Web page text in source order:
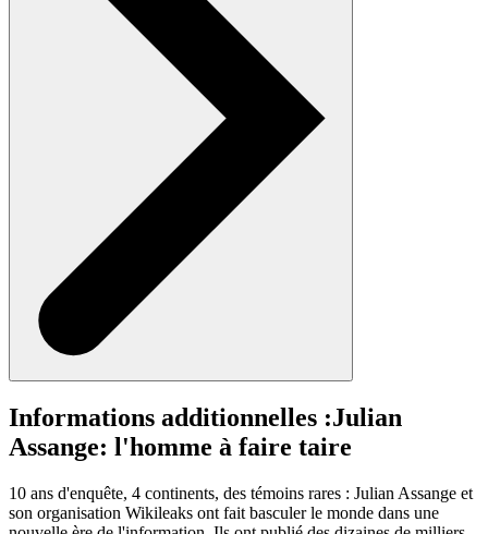
Informations additionnelles :Julian
Assange: l'homme à faire taire
10 ans d'enquête, 4 continents, des témoins rares : Julian Assange et
son organisation Wikileaks ont fait basculer le monde dans une